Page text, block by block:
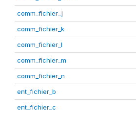
comm_fichier_j
comm_fichier_k
comm_fichier_l
comm_fichier_m
comm_fichier_n
ent_fichier_b
ent_fichier_c